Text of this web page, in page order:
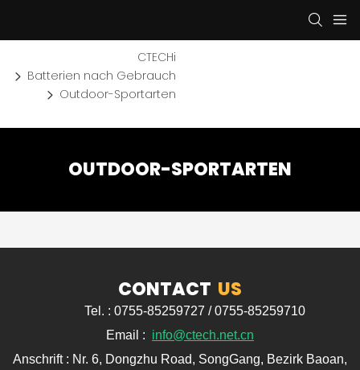
CTECHi
Batterien nach Gebrauch
Outdoor-Sportarten
OUTDOOR-SPORTARTEN
CONTACT US
Tel. : 0755-85259727 / 0755-85259710
Email : info@ctech.net.cn
Anschrift : Nr. 6, Dongzhu Road, SongGang, Bezirk Baoan,